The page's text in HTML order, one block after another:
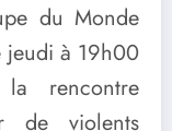
du Monde
jeudi à 19h00
rencontre
de violents